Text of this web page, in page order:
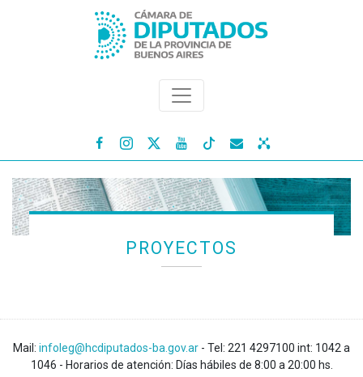
   
PROYECTOS
Mail: infoleg@hcdiputados-ba.gov.ar - Tel: 221 4297100 int: 1042 a
1046 - Horarios de atención: Días hábiles de 8:00 a 20:00 hs.